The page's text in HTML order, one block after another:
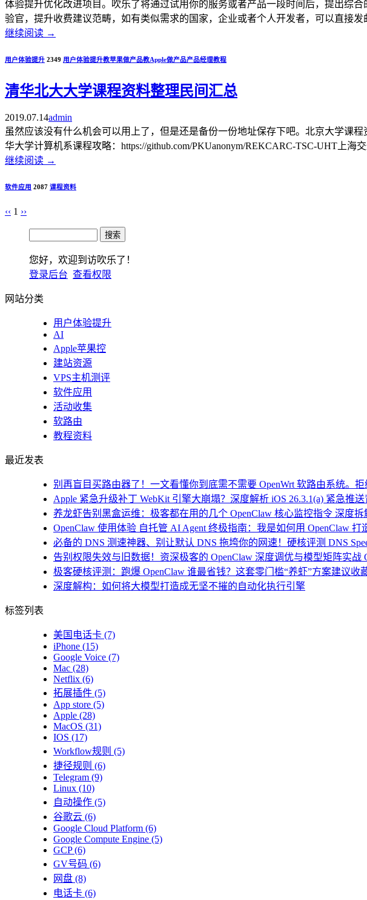
体验提升优化改进项目。吹乐了将通过试用你的服务或者产品一段时间后，提出综
验官，提升收费建议范畴，如有类似需求的国家，企业或者个人开发者，可以直接发
继续阅读 →
用户体验提升 2349 用户体验提升教苹果做产品教Apple做产品产品经理教程
清华北大大学课程资料整理民间汇总
2019.07.14admin
虽然应该没有什么机会可以用上了，但是还是备份一份地址保存下吧。北京大学课程
华大学计算机系课程攻略：https://github.com/PKUanonym/REKCARC-TSC-UHT上海
继续阅读 →
软件应用 2087 课程资料
‹‹ 1 ››
您好，欢迎到访吹乐了！
登录后台 查看权限
网站分类
用户体验提升
AI
Apple苹果控
建站资源
VPS主机测评
软件应用
活动收集
软路由
教程资料
最近发表
别再盲目买路由器了！一文看懂你到底需不需要 OpenWrt 软路由系统。
Apple 紧急升级补丁 WebKit 引擎大崩塌？深度解析 iOS 26.3.1(a) 紧急推
养龙虾告别黑盒运维：极客都在用的几个 OpenClaw 核心监控指令 深度
OpenClaw 使用体验 自托管 AI Agent 终极指南：我是如何用 OpenClaw
必备的 DNS 测速神器、别让默认 DNS 拖垮你的网速！硬核评测 DNS
告别权限失效与旧数据！资深极客的 OpenClaw 深度调优与模型矩阵实战
极客硬核评测：跑爆 OpenClaw 谁最省钱？这套零门槛“养虾”方案建议
深度解构：如何将大模型打造成无坚不摧的自动化执行引擎
标签列表
美国电话卡 (7)
iPhone (15)
Google Voice (7)
Mac (28)
Netflix (6)
拓展插件 (5)
App store (5)
Apple (28)
MacOS (31)
IOS (17)
Workflow规则 (5)
捷径规则 (6)
Telegram (9)
Linux (10)
自动操作 (5)
谷歌云 (6)
Google Cloud Platform (6)
Google Compute Engine (5)
GCP(6)
GV号码 (6)
网盘 (8)
电话卡 (6)